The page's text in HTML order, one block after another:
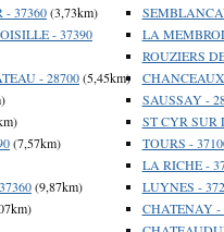
- 37360(3,73km)
- 37390
- 28700(5,45km)
(7,57km)
(9,87km)
LA
ROUZIERS
SAUSSAY -
ST CYR SUR
TOURS -
LA RICHE -
LUYNES -
CHATENAY -